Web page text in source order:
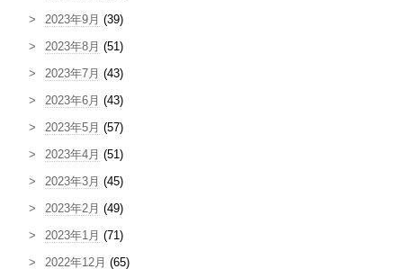
2023年9月 (39)
2023年8月 (51)
2023年7月 (43)
2023年6月 (43)
2023年5月 (57)
2023年4月 (51)
2023年3月 (45)
2023年2月 (49)
2023年1月 (71)
2022年12月 (65)